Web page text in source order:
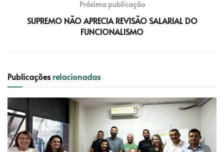
Próxima publicação
SUPREMO NÃO APRECIA REVISÃO SALARIAL DO
FUNCIONALISMO
Publicaçõesrelacionadas